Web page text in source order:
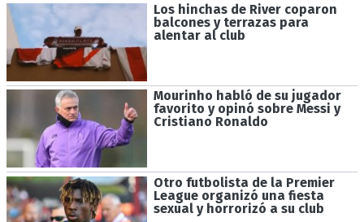
Los hinchas de River coparon
balcones y terrazas para
alentar al club
Mourinho habló de su jugador
favorito y opinó sobre Messi y
Cristiano Ronaldo
Otro futbolista de la Premier
League organizó una fiesta
sexual y horrorizó a su club